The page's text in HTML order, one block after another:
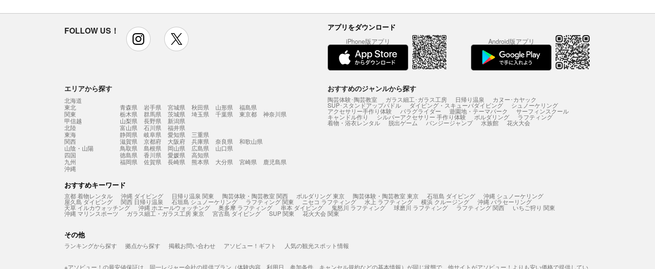
FOLLOW US！ instagram アプリをダウンロード
iPhone版アプリ Android版アプリ
エリアから探す
北海道
東北
青森県 岩手県 宮城県 秋田県 山形県
福島県
関東
栃木県 群馬県 茨城県 埼玉県 千葉県 東京都
神奈川県
甲信越
山梨県 長野県
新潟県
北陸
富山県 石川県
福井県
東海
静岡県 岐阜県 愛知県
三重県
関西
滋賀県 京都府 大阪府 兵庫県 奈良県
和歌山県
山陰・山陽
鳥取県 島根県 岡山県 広島県
山口県
四国
徳島県 香川県 愛媛県
高知県
九州
福岡県 佐賀県 長崎県 熊本県 大分県 宮崎県
鹿児島県
沖縄
おすすめのジャンルから探す
陶芸体験･陶芸教室 ガラス細工･ガラス工房 日帰り温泉 カヌー･カヤック
SUP･スタンドアップパドル ダイビング・スキューバダイビング シュノーケリング
アクセサリー手作り体験 パラグライダー 遊園地・テーマパーク サーフィンスクール
キャンドル作り シルバーアクセサリー 手作り体験 ボルダリング ラフティング
着物・浴衣レンタル 脱出ゲーム バンジージャンプ 水族館 花火大会
おすすめキーワード
京都 着物レンタル 沖縄 ダイビング 日帰り温泉 関東 陶芸体験・陶芸教室 関西 ボルダリング 東京 陶芸体験・陶芸教室 東京 石垣島 ダイビング 沖縄 シュノーケリング
屋久島 ダイビング 関西 日帰り温泉 石垣島 シュノーケリング ラフティング 関東 ニセコ ラフティング 水上 ラフティング 横浜 クルージング 沖縄 パラセーリング
天草 イルカウォッチング 沖縄 ホエールウォッチング 奥多摩 ラフティング 串本 ダイビング 鬼怒川 ラフティング 球磨川 ラフティング ラフティング 関西 いちご狩り 関東
沖縄 マリンスポーツ ガラス細工・ガラス工房 東京 宮古島 ダイビング SUP 関東 花火大会 関東
その他
ランキングから探す 拠点から探す 掲載お問い合わせ アソビュー！ギフト 人気の観光スポット情報
※アソビュー！の最安値保証は、同一レジャー会社の提供プラン（体験内容、利用日、参加条件、キャンセル規約などの基本情報）が同じ状態で、他サイトがアソビュー！よりも安い価格で提供してい